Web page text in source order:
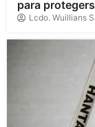
para
Lcdo. Wuillians